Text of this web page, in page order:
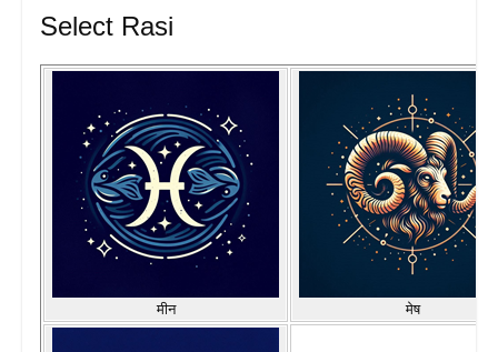
Select Rasi
मीन मेष